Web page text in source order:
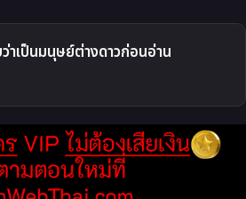
าเป็นมนุษย์ต่างดาวก่อนอ่าน